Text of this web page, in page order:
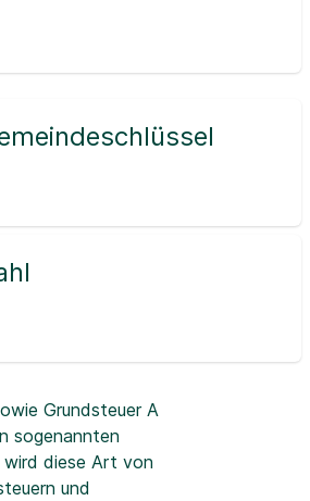
Grundsteuer A
sogenannten
wird diese Art von
und